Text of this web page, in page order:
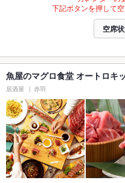
下記ボタンを押して
空席
魚屋のマグロ食堂 オートロキ
居酒屋 赤羽